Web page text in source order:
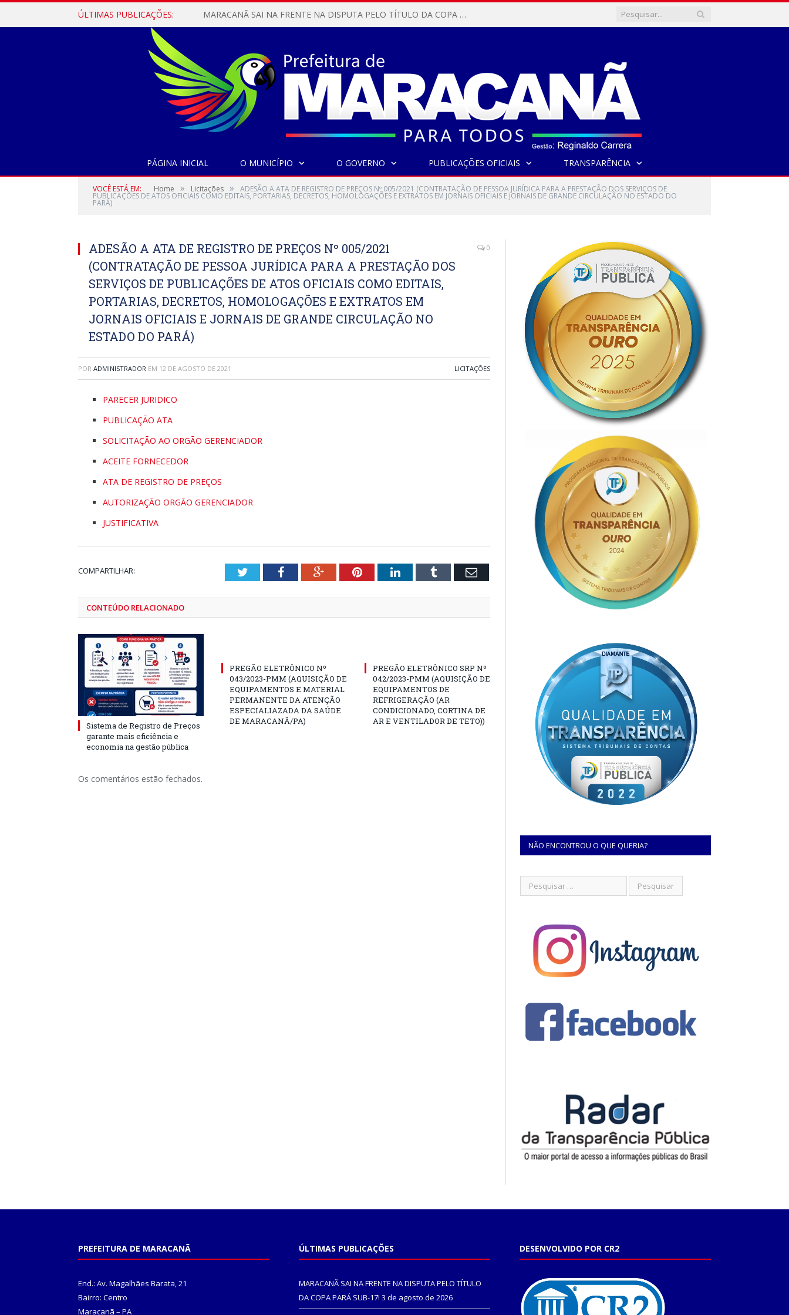
ÚLTIMAS PUBLICAÇÕES: MARACANÃ SAI NA FRENTE NA DISPUTA PELO TÍTULO DA COPA PARÁ SUB-17!
PÁGINA INICIAL O MUNICÍPIO O GOVERNO PUBLICAÇÕES OFICIAIS TRANSPARÊNCIA
VOCÊ ESTÁ EM: Home » Licitações » ADESÃO A ATA DE REGISTRO DE PREÇOS Nº 005/2021 (CONTRATAÇÃO DE PESSOA JURÍDICA PARA A PRESTAÇÃO DOS SERVIÇOS DE
PUBLICAÇÕES DE ATOS OFICIAIS COMO EDITAIS, PORTARIAS, DECRETOS, HOMOLOGAÇÕES E EXTRATOS EM JORNAIS OFICIAIS E JORNAIS DE GRANDE CIRCULAÇÃO NO ESTADO DO
PARÁ)
ADESÃO A ATA DE REGISTRO DE PREÇOS Nº 005/2021
(CONTRATAÇÃO DE PESSOA JURÍDICA PARA A PRESTAÇÃO DOS
SERVIÇOS DE PUBLICAÇÕES DE ATOS OFICIAIS COMO EDITAIS,
PORTARIAS, DECRETOS, HOMOLOGAÇÕES E EXTRATOS EM
JORNAIS OFICIAIS E JORNAIS DE GRANDE CIRCULAÇÃO NO
ESTADO DO PARÁ)
0
POR ADMINISTRADOR EM 12 DE AGOSTO DE 2021 LICITAÇÕES
PARECER JURIDICO
PUBLICAÇÃO ATA
SOLICITAÇÃO AO ORGÃO GERENCIADOR
ACEITE FORNECEDOR
ATA DE REGISTRO DE PREÇOS
AUTORIZAÇÃO ORGÃO GERENCIADOR
JUSTIFICATIVA
COMPARTILHAR: TwitterFacebookGoogle+PinterestLinkedInTumblr Email
CONTEÚDO RELACIONADO
Sistema de Registro de Preços
garante mais eficiência e
economia na gestão pública
PREGÃO ELETRÔNICO Nº
043/2023-PMM (AQUISIÇÃO DE
EQUIPAMENTOS E MATERIAL
PERMANENTE DA ATENÇÃO
ESPECIALIAZADA DA SAÚDE
DE MARACANÃ/PA)
PREGÃO ELETRÔNICO SRP Nº
042/2023-PMM (AQUISIÇÃO DE
EQUIPAMENTOS DE
REFRIGERAÇÃO (AR
CONDICIONADO, CORTINA DE
AR E VENTILADOR DE TETO))
Os comentários estão fechados.
NÃO ENCONTROU O QUE QUERIA?
PREFEITURA DE MARACANÃ
End.: Av. Magalhães Barata, 21
Bairro: Centro
Maracanã – PA
ÚLTIMAS PUBLICAÇÕES
MARACANÃ SAI NA FRENTE NA DISPUTA PELO TÍTULO
DA COPA PARÁ SUB-17! 3 de agosto de 2026
DESENVOLVIDO POR CR2